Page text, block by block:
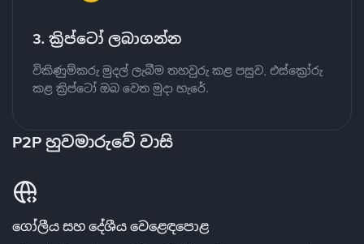
3. ක්‍රිප්ටෝ ලබාගන්න
විකිණුම්කරු මුදල් ලැබීම තහවුරු කළ පසුව, එස්ක්‍රෝරු
කළ ක්‍රිප්ටෝ ඔබ වෙත මුදා හැරේ.
P2P හුවමාරුවේ වාසි
ගෝලීය සහ දේශීය වෙළෙඳපොළ